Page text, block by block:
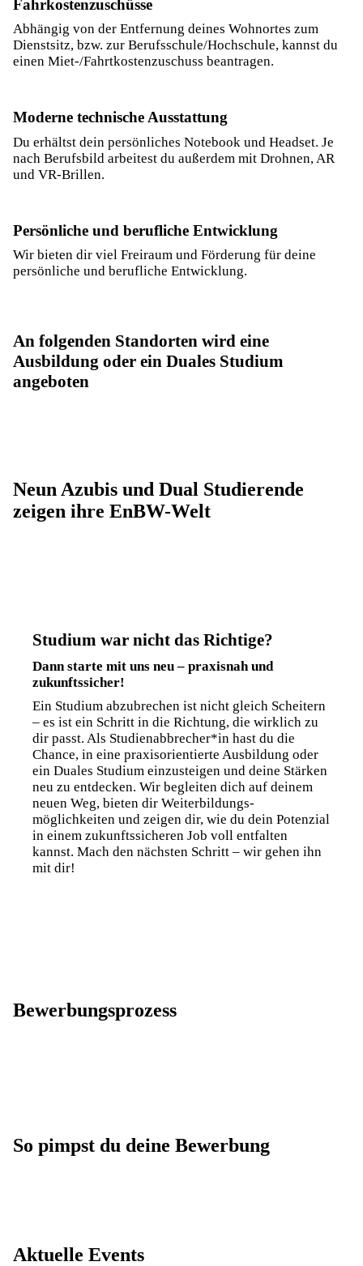
Fahrkostenzuschüsse
Abhängig von der Entfernung deines Wohnortes zum
Dienstsitz, bzw. zur Berufsschule/Hochschule, kannst du
einen Miet-/Fahrtkostenzuschuss beantragen.
Moderne technische Ausstattung
Du erhältst dein persönliches Notebook und Headset. Je
nach Berufsbild arbeitest du außerdem mit Drohnen, AR
und VR-Brillen.
Persönliche und berufliche Entwicklung
Wir bieten dir viel Freiraum und Förderung für deine
persönliche und berufliche Entwicklung.
An folgenden Standorten wird eine
Ausbildung oder ein Duales Studium
angeboten
Neun Azubis und Dual Studierende
zeigen ihre EnBW-Welt
Studium war nicht das Richtige?
Dann starte mit uns neu – praxisnah und
zukunftssicher!
Ein Studium abzubrechen ist nicht gleich Scheitern
– es ist ein Schritt in die Richtung, die wirklich zu
dir passt. Als Studien­abbrecher*in hast du die
Chance, in eine praxis­orientierte Ausbildung oder
ein Duales Studium einzusteigen und deine Stärken
neu zu entdecken. Wir begleiten dich auf deinem
neuen Weg, bieten dir Weiterbildungs­
möglichkeiten und zeigen dir, wie du dein Potenzial
in einem zukunfts­sicheren Job voll entfalten
kannst. Mach den nächsten Schritt – wir gehen ihn
mit dir!
Bewerbungsprozess
So pimpst du deine Bewerbung
Aktuelle Events